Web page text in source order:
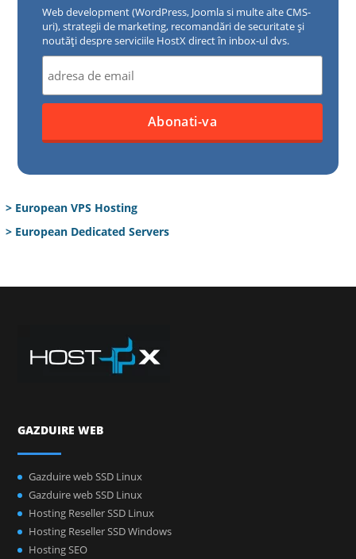
Web development (WordPress, Joomla si multe alte CMS-
uri), strategii de marketing, recomandări de securitate și
noutăți despre serviciile HostX direct în inbox-ul dvs.
> European VPS Hosting
> European Dedicated Servers
GAZDUIRE WEB
Gazduire web SSD Linux
Gazduire web SSD Linux
Hosting Reseller SSD Linux
Hosting Reseller SSD Windows
Hosting SEO